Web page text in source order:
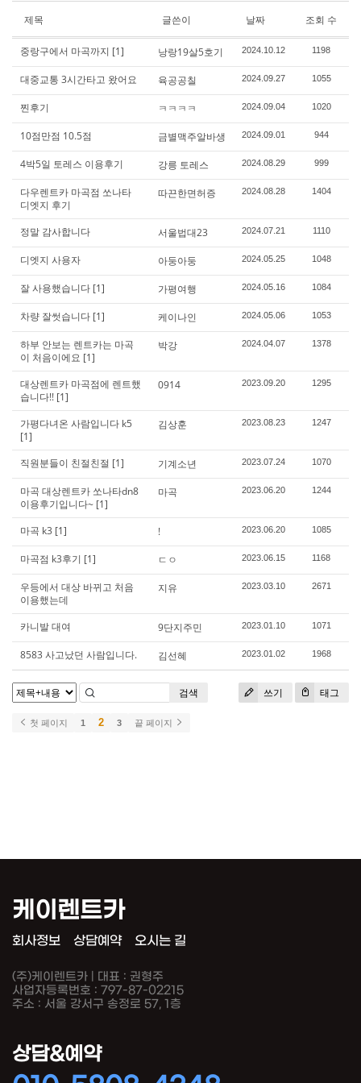
제목 글쓴이 날짜 조회 수
중랑구에서 마곡까지 [1] 낭랑19살5호기 2024.10.12 1198
대중교통 3시간타고 왔어요 육공공칠 2024.09.27 1055
찐후기 ㅋㅋㅋㅋ 2024.09.04 1020
10점만점 10.5점 금별맥주알바생 2024.09.01 944
4박5일 토레스 이용후기 강릉 토레스 2024.08.29 999
다우렌트카 마곡점 쏘나타
디엣지 후기
따끈한면허증 2024.08.28 1404
정말 감사합니다 서울법대23 2024.07.21 1110
디엣지 사용자 아둥아둥 2024.05.25 1048
잘 사용했습니다 [1] 가평여행 2024.05.16 1084
차량 잘썻습니다 [1] 케이나인 2024.05.06 1053
하부 안보는 렌트카는 마곡
이 처음이에요 [1]
박강 2024.04.07 1378
대상렌트카 마곡점에 렌트했
습니다!! [1]
0914 2023.09.20 1295
가평다녀온 사람입니다 k5
[1]
김상훈 2023.08.23 1247
직원분들이 친절친절 [1] 기계소년 2023.07.24 1070
마곡 대상렌트카 쏘나타dn8
이용후기입니다~ [1]
마곡 2023.06.20 1244
마곡 k3 [1] ! 2023.06.20 1085
마곡점 k3후기 [1] ㄷㅇ 2023.06.15 1168
우등에서 대상 바뀌고 처음
이용했는데
지유 2023.03.10 2671
카니발 대여 9단지주민 2023.01.10 1071
8583 사고났던 사람입니다. 김선혜 2023.01.02 1968
쓰기 태그
검색
첫 페이지 1 2 3 끝 페이지
케이렌트카
회사정보 상담예약 오시는 길
(주)케이렌트카 | 대표 : 권형주
사업자등록번호 : 797-87-02215
주소 : 서울 강서구 송정로 57, 1층
상담&예약